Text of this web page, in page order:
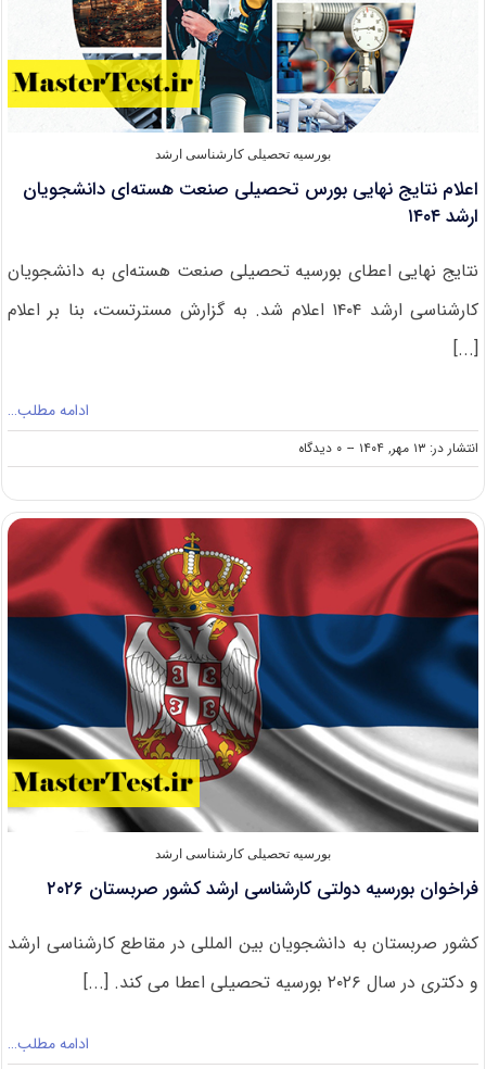
بورسیه تحصیلی کارشناسی ارشد
اعلام نتایج نهایی بورس تحصیلی صنعت هسته‌ای دانشجویان
ارشد ۱۴۰۴
نتایج نهایی اعطای بورسیه تحصیلی صنعت هسته‌ای به دانشجویان
کارشناسی ارشد ۱۴۰۴ اعلام شد. به گزارش مسترتست، بنا بر اعلام
[...]
ادامه مطلب…
انتشار در: ۱۳ مهر, ۱۴۰۴ -- ۰ دیدگاه
on
اعلام
نهایی
دانشجویان
بورسیه تحصیلی کارشناسی ارشد
فراخوان بورسیه دولتی کارشناسی ارشد کشور صربستان ۲۰۲۶
کشور صربستان به دانشجویان بین المللی در مقاطع کارشناسی ارشد
و دکتری در سال ۲۰۲۶ بورسیه تحصیلی اعطا می کند. [...]
ادامه مطلب…